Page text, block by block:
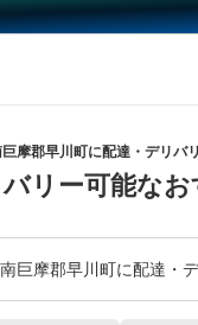
摩郡早川町に配達・デリバ
リー可能な
南巨摩郡早川町に配達・